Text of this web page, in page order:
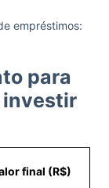
empréstimos:
para
investir
final (R$)